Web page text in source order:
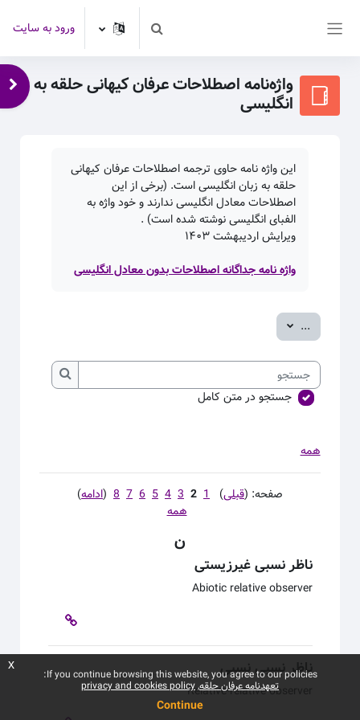
Toggle search inputورود به سایت
واژه‌نامه اصطلاحات عرفان کیهانی حلقه به
انگلیسی
این واژه نامه حاوی ترجمه اصطلاحات عرفان کیهانی
حلقه به زبان انگلیسی است. (برخی از این
اصطلاحات معادل انگلیسی ندارند و خود واژه به
الفبای انگلیسی نوشته شده است) .
ویرایش اردیبهشت۱۴۰۳
واژه نامه جداگانه اصطلاحات بدون معادل انگلیسی
... صدور ورودی‌ها
جستجو
جستجو
جستجو در متن کامل
همه
صفحه: (قبلی)
1
2
3
4
5
6
7
8
(ادامه)
همه
ن
ناظر نسبی غیرزیستی
Abiotic relative observer
ناظر نسبی نسبی
Relative-relative observer
If you continue browsing this website, you agree to our policies:
تعهدنامه عرفان حلقه privacy and cookies policy
Continue
x